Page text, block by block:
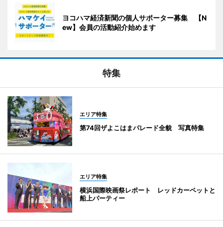
ヨコハマ経済新聞の個人サポーター募集 【N
ew】会員の活動紹介始めます
特集
エリア特集
第74回ザよこはまパレード全貌 写真特集
エリア特集
横浜国際映画祭レポート レッドカーペットと
船上パーティー